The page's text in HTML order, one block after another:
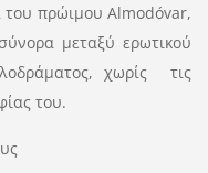
του πρώιμου Almodóvar,
μεταξύ ερωτικού
χωρίς τις
του.